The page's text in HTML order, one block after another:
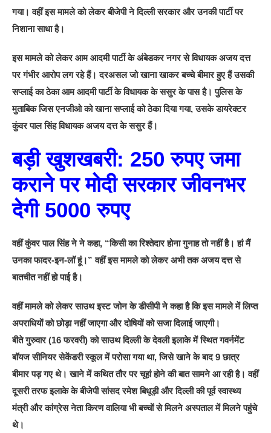
गया। वहीं इस मामले को लेकर बीजेपी ने दिल्ली सरकार और उनकी पार्टी पर
निशाना साधा है।
इस मामले को लेकर आम आदमी पार्टी के अंबेडकर नगर से विधायक अजय दत्त
पर गंभीर आरोप लग रहे हैं। दरअसल जो खाना खाकर बच्चे बीमार हुए हैं उसकी
सप्लाई का ठेका आम आदमी पार्टी के विधायक के ससुर के पास है। पुलिस के
मुताबिक जिस एनजीओ को खाना सप्लाई को ठेका दिया गया, उसके डायरेक्टर
कुंवर पाल सिंह विधायक अजय दत्त के ससुर हैं।
बड़ी खुशखबरी: 250 रुपए जमा
कराने पर मोदी सरकार जीवनभर
देगी 5000 रुपए
वहीं कुंवर पाल सिंह ने ने कहा, “किसी का रिश्तेदार होना गुनाह तो नहीं है। हां मैं
उनका फादर-इन-लॉ हूं।” वहीं इस मामले को लेकर अभी तक अजय दत्त से
बातचीत नहीं हो पाई है।
वहीं मामले को लेकर साउथ इस्ट जोन के डीसीपी ने कहा है कि इस मामले में लिप्त
अपराधियों को छोड़ा नहीं जाएगा और दोषियों को सजा दिलाई जाएगी।
बीते गुरुवार (16 फरवरी) को साउथ दिल्ली के देवली इलाके में स्थित गवर्नमेंट
बॉयज सीनियर सेकेंडरी स्कूल में परोसा गया था, जिसे खाने के बाद 9 छात्र
बीमार पड़ गए थे। खाने में कथित तौर पर चूहां होने की बात सामने आ रही है। वहीं
दूसरी तरफ इलाके के बीजेपी सांसद रमेश बिधूड़ी और दिल्ली की पूर्व स्वास्थ्य
मंत्री और कांग्रेस नेता किरण वालिया भी बच्चों से मिलने अस्पताल में मिलने पहुंचे
थे।